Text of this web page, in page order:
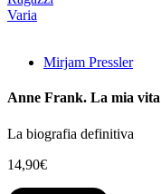
Varia
Mirjam Pressler
Anne Frank. La mia vita
La biografia definitiva
14,90€